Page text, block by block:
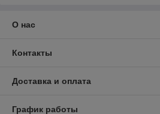
О нас
Контакты
Доставка и оплата
График работы